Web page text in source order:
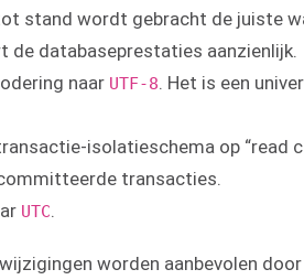
stand wordt gebracht de juiste
de databaseprestaties aanzienlijk.
naar UTF-8 . Het is een
isolatieschema op “read
transacties.
UTC
worden aanbevolen